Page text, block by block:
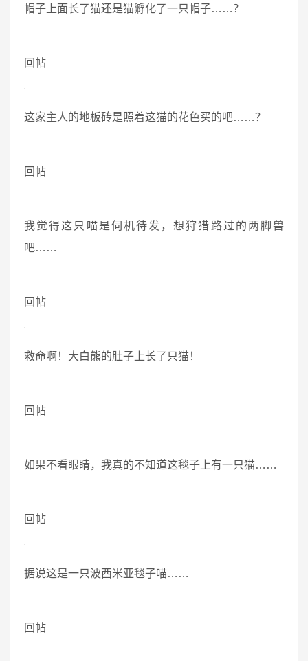
帽子上面长了猫还是猫孵化了一只帽子……？
回帖
这家主人的地板砖是照着这猫的花色买的吧……？
回帖
我觉得这只喵是伺机待发，想狩猎路过的两脚兽
吧……
回帖
救命啊！大白熊的肚子上长了只猫！
回帖
如果不看眼睛，我真的不知道这毯子上有一只猫……
回帖
据说这是一只波西米亚毯子喵……
回帖